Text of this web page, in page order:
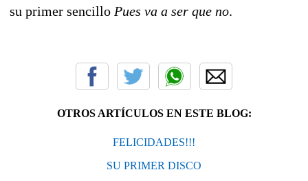
su primer sencillo Pues va a ser que no.
OTROS ARTÍCULOS EN ESTE BLOG:
FELICIDADES!!!
SU PRIMER DISCO